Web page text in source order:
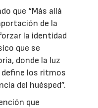
que “Más allá
de la
la identidad
que se
donde la luz
los ritmos
del huésped”.
que